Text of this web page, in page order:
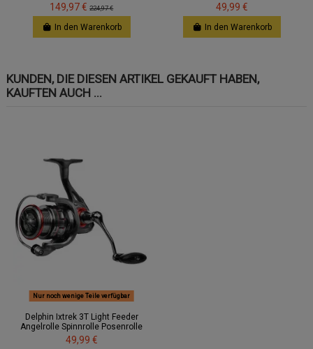
149,97 €224,97 €
In den Warenkorb
49,99 €
In den Warenkorb
KUNDEN, DIE DIESEN ARTIKEL GEKAUFT HABEN,
KAUFTEN AUCH ...
Nur noch wenige Teile verfügbar
Delphin Ixtrek 3T Light Feeder
Angelrolle Spinnrolle Posenrolle
49,99 €